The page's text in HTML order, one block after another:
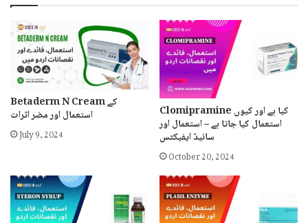
Betaderm N Cream کے
استعمال اور مضر اثرات
July 9, 2024
Clomipramine کیا ہے اور کیوں
استعمال کیا جاتا ہے – استعمال اور
سائیڈ ایفیکٹس
October 20, 2024